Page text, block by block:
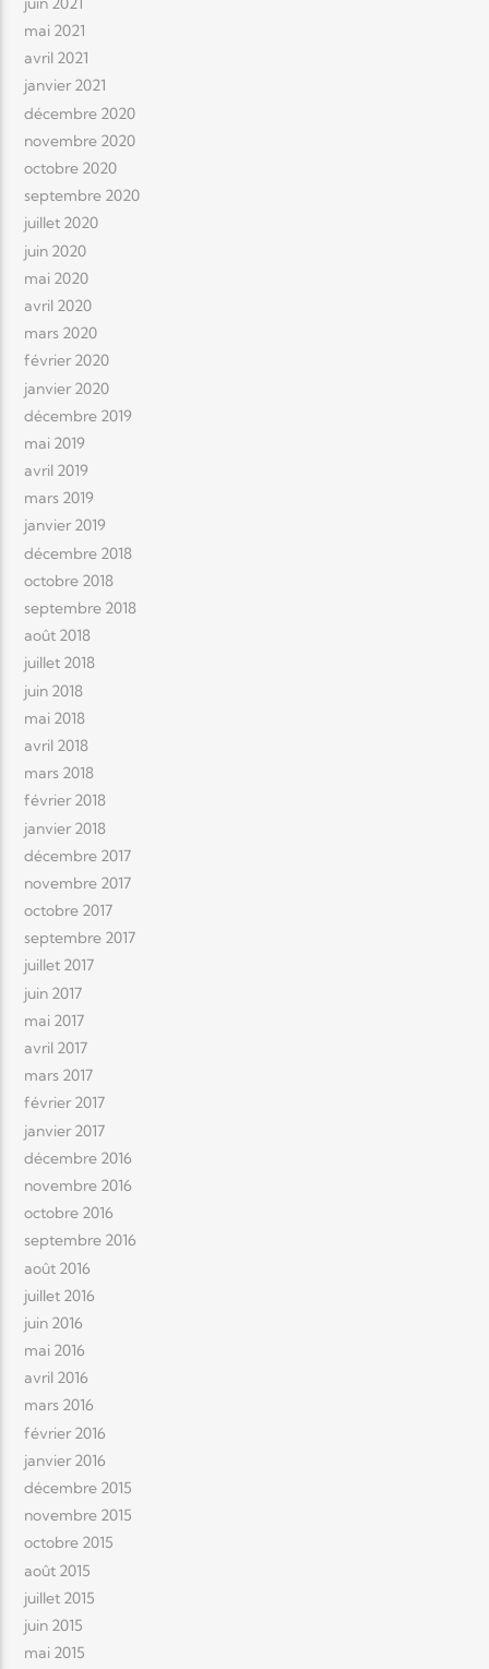
mai 2021
avril 2021
janvier 2021
décembre 2020
novembre 2020
octobre 2020
septembre 2020
juillet 2020
juin 2020
mai 2020
avril 2020
mars 2020
février 2020
janvier 2020
décembre 2019
mai 2019
avril 2019
mars 2019
janvier 2019
décembre 2018
octobre 2018
septembre 2018
août 2018
juillet 2018
juin 2018
mai 2018
avril 2018
mars 2018
février 2018
janvier 2018
décembre 2017
novembre 2017
octobre 2017
septembre 2017
juillet 2017
juin 2017
mai 2017
avril 2017
mars 2017
février 2017
janvier 2017
décembre 2016
novembre 2016
octobre 2016
septembre 2016
août 2016
juillet 2016
juin 2016
mai 2016
avril 2016
mars 2016
février 2016
janvier 2016
décembre 2015
novembre 2015
octobre 2015
août 2015
juillet 2015
juin 2015
mai 2015